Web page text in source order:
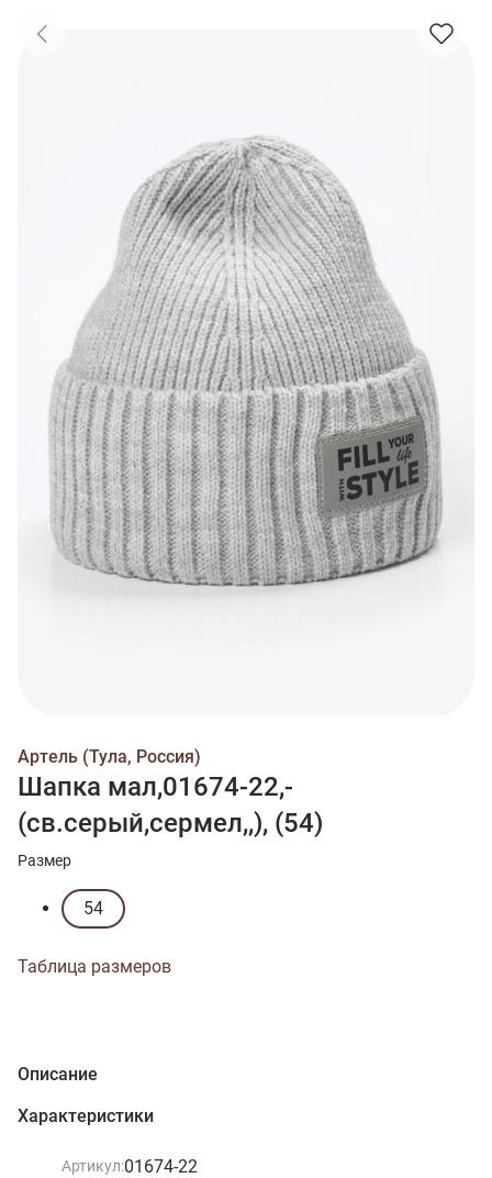
Артель (Тула, Россия)
Шапка мал,01674-22,-
(св.серый,сермел,,), (54)
Размер
54
Таблица размеров
Описание
Характеристики
Артикул:01674-22